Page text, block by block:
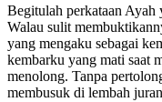
Begitulah perkataan Ayah
Walau sulit
yang mengaku sebagai
kembarku yang mati saat
menolong. Tanpa
membusuk di lembah